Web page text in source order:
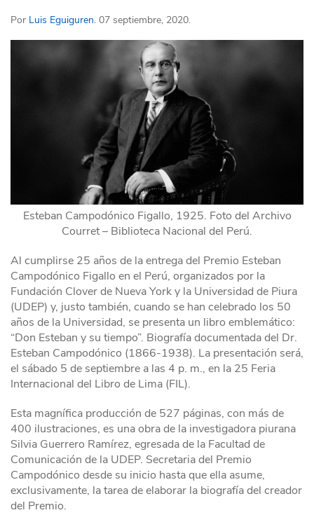
Por Luis Eguiguren. 07 septiembre, 2020.
Esteban Campodónico Figallo, 1925. Foto del Archivo
Courret – Biblioteca Nacional del Perú.
Al cumplirse 25 años de la entrega del Premio Esteban
Campodónico Figallo en el Perú, organizados por la
Fundación Clover de Nueva York y la Universidad de Piura
(UDEP) y, justo también, cuando se han celebrado los 50
años de la Universidad, se presenta un libro emblemático:
“Don Esteban y su tiempo”. Biografía documentada del Dr.
Esteban Campodónico (1866-1938). La presentación será,
el sábado 5 de septiembre a las 4 p. m., en la 25 Feria
Internacional del Libro de Lima (FIL).
Esta magnífica producción de 527 páginas, con más de
400 ilustraciones, es una obra de la investigadora piurana
Silvia Guerrero Ramírez, egresada de la Facultad de
Comunicación de la UDEP. Secretaria del Premio
Campodónico desde su inicio hasta que ella asume,
exclusivamente, la tarea de elaborar la biografía del creador
del Premio.